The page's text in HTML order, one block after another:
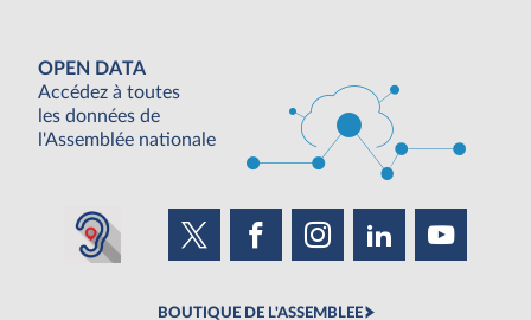
OPEN DATA
Accédez à toutes
les données de
l'Assemblée nationale
BOUTIQUE DE L'ASSEMBLEE